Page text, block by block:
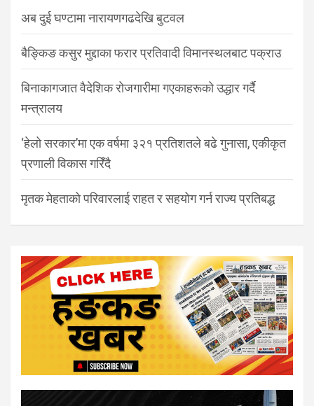
अब दुई घण्टामा नारायणगढदेखि बुटवल
बैङ्किङ कसुर मुद्दाका फरार प्रतिवादी विमानस्थलबाट पक्राउ
बिनाकागजात वैदेशिक रोजगारीमा गएकाहरूको उद्धार गर्दै
मन्त्रालय
‘हेलो सरकार’मा एक वर्षमा ३२१ प्रतिशतले बढे गुनासा, एकीकृत
प्रणाली विकास गरिँदै
मृतक मेहताको परिवारलाई राहत र सहयोग गर्न राज्य प्रतिबद्ध